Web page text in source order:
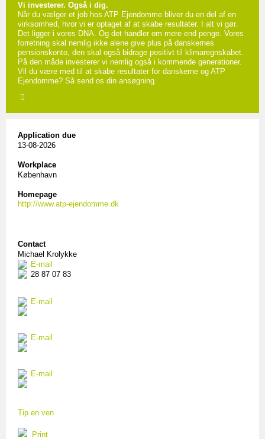
Vi investerer. Også i dig.
Når du vælger et job hos ATP Ejendomme bliver du en del af en
virksomhed, hvor vi er optaget af at skabe resultater. I alt vi gør.
Det ligger i vores DNA. Og det handler om mere end penge. Vores
forretning skal nemlig ikke alene give plus på danskernes
pensionskonto, den skal også bidrage positivt til klimaregnskabet.
På den måde investerer vi nemlig også i kommende generationer.
Vil du være med til at skabe resultater for danskerne og ATP
Ejendomme? Så send os din ansøgning.
Application due
13-08-2026
Workplace
København
Homepage
http://www.atp-ejendomme.dk
Contact
Michael Krolykke
E-mail
28 87 07 83
E-mail
E-mail
E-mail
Tip en ven
Print